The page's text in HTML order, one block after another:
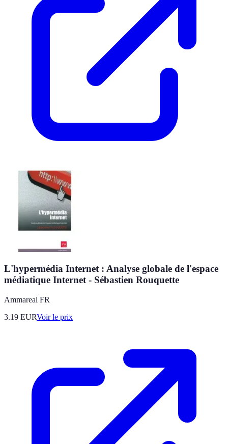
L'hypermédia Internet : Analyse globale de l'espace
médiatique Internet - Sébastien Rouquette
Ammareal FR
3.19 EURVoir le prix